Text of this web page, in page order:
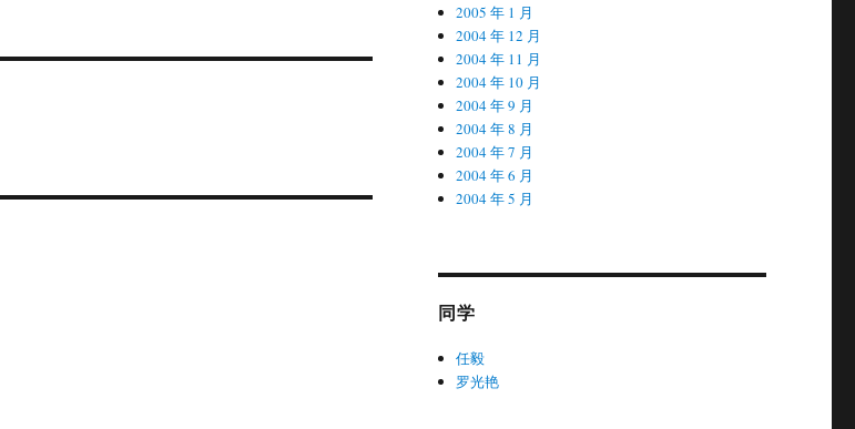
2005 年 1 月
2004 年 12 月
2004 年 11 月
2004 年 10 月
2004 年 9 月
2004 年 8 月
2004 年 7 月
2004 年 6 月
2004 年 5 月
同学
任毅
罗光艳